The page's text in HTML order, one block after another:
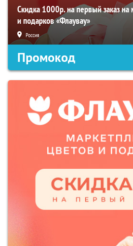
Скидка 1000р. на первый заказ на
и подарков «Флаувау»
Россия
Промокод